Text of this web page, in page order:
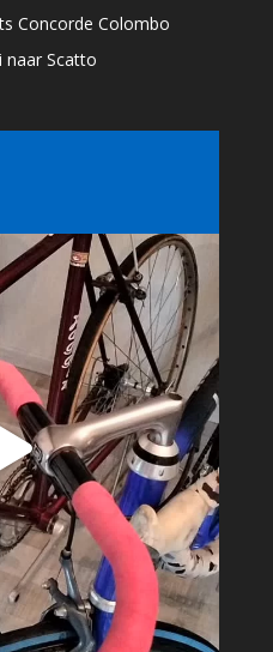
Concorde Colombo
naar Scatto